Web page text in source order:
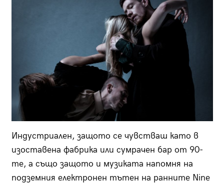
Индустриален, защото се чувстваш като в
изоставена фабрика или сумрачен бар от 90-
те, а също защото и музиката напомня на
подземния електронен тътен на ранните Nine